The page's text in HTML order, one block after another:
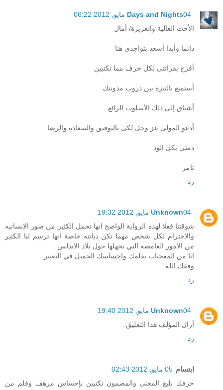
Days and Nights04 مايو, 2012 06:22
الأخت الغالية والعزيزة/ أمال
دائما وأبدا أسعد بتواجدى هنا
أفرح بقرائتى لكل حرف مما تكتبين
أستمتع بالتنزة بين دروب مدونتك
أشتاق إلى ذلك الأسلوب الرائع
أدعو المولى عز وجل لكى بالتوفيق والسعاده والرضا
دمتى بكل الود
تامر
رد
Unknown04 مايو, 2012 19:32
شوقتنا فعلا لهذه الرواية الواضح انها تحمل الكثير من صور الانسانيه
والاحترام لكل شخص مهما تكن ديانته خاصة انها ترسم لنا الكثير
من الامور الغامضه التي نجهلها حول بلاد الاندلس
انا من المعجبات بقلمك واحساسك الجميل في التعبير
وفقك الله
رد
Unknown04 مايو, 2012 19:40
أزال المؤلف هذا التعليق.
رد
ابتسام 05 مايو, 2012 02:43
حرفك بليغ المعنى والمضمون تكتبين بإحساس مرهف وقلم من